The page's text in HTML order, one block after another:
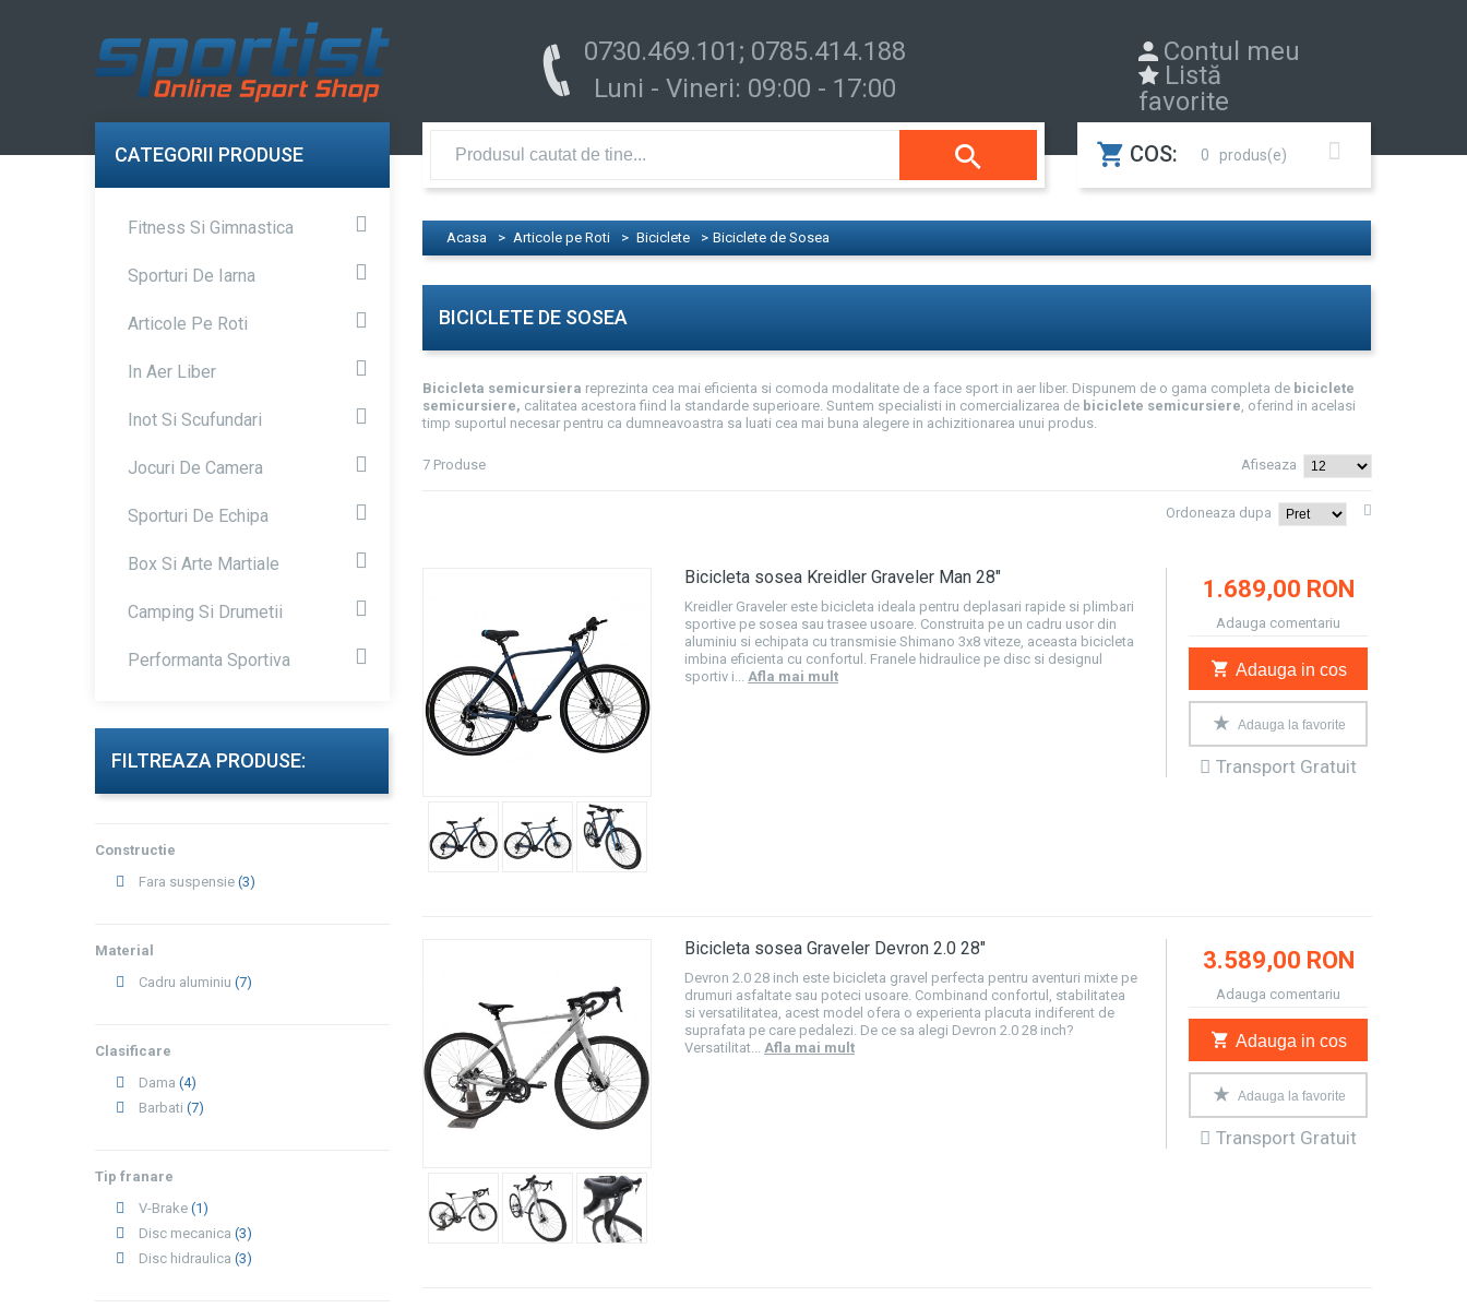
0730.469.101; 0785.414.188
Luni - Vineri: 09:00 - 17:00
Contul meu
Listă
favorite
 COS: 0
Acasa > Articole pe Roti > Biciclete > Biciclete de Sosea
BICICLETE DE SOSEA
Bicicleta semicursiera reprezinta cea mai eficienta si comoda modalitate de a face sport in aer liber. Dispunem de o gama completa de biciclete
semicursiere, calitatea acestora fiind la standarde superioare. Suntem specialisti in comercializarea de biciclete semicursiere, oferind in acelasi
timp suportul necesar pentru ca dumneavoastra sa luati cea mai buna alegere in achizitionarea unui produs.
7 Produse Afiseaza
Ordoneaza dupa
Bicicleta sosea Kreidler Graveler Man 28"
Kreidler Graveler este bicicleta ideala pentru deplasari rapide si plimbari
sportive pe sosea sau trasee usoare. Construita pe un cadru usor din
aluminiu si echipata cu transmisie Shimano 3x8 viteze, aceasta bicicleta
imbina eficienta cu confortul. Franele hidraulice pe disc si designul
sportiv i... Afla mai mult
1.689,00 RON
Adauga comentariu
Adauga in cos
Adauga la favorite
Transport Gratuit
Bicicleta sosea Graveler Devron 2.0 28"
Devron 2.0 28 inch este bicicleta gravel perfecta pentru aventuri mixte pe
drumuri asfaltate sau poteci usoare. Combinand confortul, stabilitatea
si versatilitatea, acest model ofera o experienta placuta indiferent de
suprafata pe care pedalezi. De ce sa alegi Devron 2.0 28 inch?
Versatilitat... Afla mai mult
3.589,00 RON
Adauga comentariu
Adauga in cos
Adauga la favorite
Transport Gratuit
CATEGORII PRODUSE
Fitness Si Gimnastica
Sporturi De Iarna
Articole Pe Roti
In Aer Liber
Inot Si Scufundari
Jocuri De Camera
Sporturi De Echipa
Box Si Arte Martiale
Camping Si Drumetii
Performanta Sportiva
FILTREAZA PRODUSE:
Constructie
Fara suspensie (3)
Material
Cadru aluminiu (7)
Clasificare
Dama (4)
Barbati (7)
Tip franare
V-Brake (1)
Disc mecanica (3)
Disc hidraulica (3)